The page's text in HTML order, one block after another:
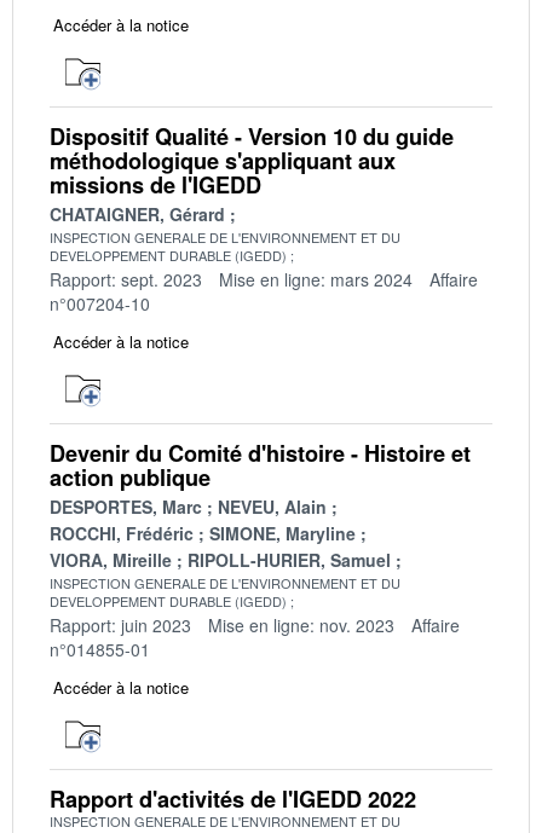
Accéder à la notice
Dispositif Qualité - Version 10 du guide
méthodologique s'appliquant aux
missions de l'IGEDD
CHATAIGNER, Gérard
INSPECTION GENERALE DE L'ENVIRONNEMENT ET DU
DEVELOPPEMENT DURABLE (IGEDD)
Rapport: sept. 2023 Mise en ligne: mars 2024
Affaire
n°007204-10
Accéder à la notice
Devenir du Comité d'histoire - Histoire et
action publique
DESPORTES, Marc
NEVEU, Alain
ROCCHI, Frédéric
SIMONE, Maryline
VIORA, Mireille
RIPOLL-HURIER, Samuel
INSPECTION GENERALE DE L'ENVIRONNEMENT ET DU
DEVELOPPEMENT DURABLE (IGEDD)
Rapport: juin 2023 Mise en ligne: nov. 2023
Affaire
n°014855-01
Accéder à la notice
Rapport d'activités de l'IGEDD 2022
INSPECTION GENERALE DE L'ENVIRONNEMENT ET DU